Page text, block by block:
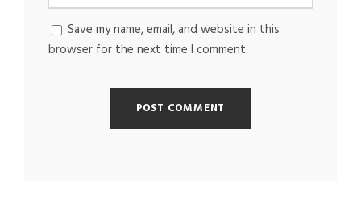
Save my name, email, and website in this
browser for the next time I comment.